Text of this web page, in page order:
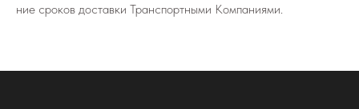
ние сро­ков до­став­ки Транс­порт­ны­ми Ком­па­ни­я­ми.